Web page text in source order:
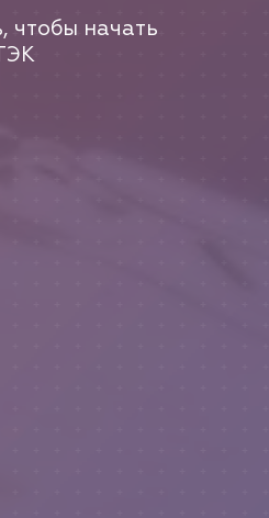
чтобы начать